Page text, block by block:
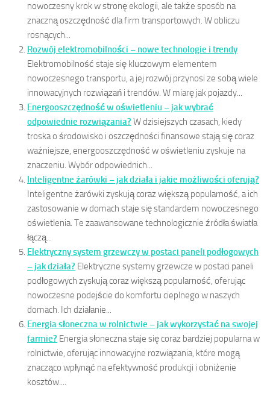
nowoczesny krok w stronę ekologii, ale także sposób na
znaczną oszczędność dla firm transportowych. W obliczu
rosnących...
Rozwój elektromobilności – nowe technologie i trendy
Elektromobilność staje się kluczowym elementem
nowoczesnego transportu, a jej rozwój przynosi ze sobą wiele
innowacyjnych rozwiązań i trendów. W miarę jak pojazdy...
Energooszczędność w oświetleniu – jak wybrać
odpowiednie rozwiązania? W dzisiejszych czasach, kiedy
troska o środowisko i oszczędności finansowe stają się coraz
ważniejsze, energooszczędność w oświetleniu zyskuje na
znaczeniu. Wybór odpowiednich...
Inteligentne żarówki – jak działa i jakie możliwości oferują?
Inteligentne żarówki zyskują coraz większą popularność, a ich
zastosowanie w domach staje się standardem nowoczesnego
oświetlenia. Te zaawansowane technologicznie źródła światła
łączą...
Elektryczny system grzewczy w postaci paneli podłogowych
– jak działa? Elektryczne systemy grzewcze w postaci paneli
podłogowych zyskują coraz większą popularność, oferując
nowoczesne podejście do komfortu cieplnego w naszych
domach. Ich działanie...
Energia słoneczna w rolnictwie – jak wykorzystać na swojej
farmie? Energia słoneczna staje się coraz bardziej popularna w
rolnictwie, oferując innowacyjne rozwiązania, które mogą
znacząco wpłynąć na efektywność produkcji i obniżenie
kosztów....